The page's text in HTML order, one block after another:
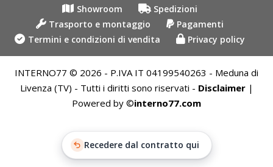
Showroom
Spedizioni
Trasporto e montaggio
Pagamenti
Termini e condizioni di vendita
Privacy policy
INTERNO77 © 2026 - P.IVA IT 04199540263 - Meduna di
Livenza (TV) - Tutti i diritti sono riservati - Disclaimer|
Powered by ©interno77.com
Recedere dal contratto qui